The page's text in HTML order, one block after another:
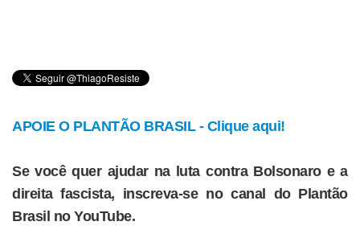
APOIE O PLANTÃO BRASIL - Clique aqui!
Se você quer ajudar na luta contra Bolsonaro e a
direita fascista, inscreva-se no canal do Plantão
Brasil no YouTube.